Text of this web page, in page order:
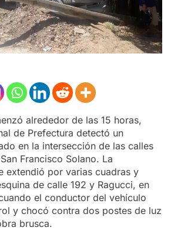
alrededor de las 15 horas,
de Prefectura detectó un
en la intersección de las calles
Francisco Solano. La
extendió por varias cuadras y
de calle 192 y Ragucci, en
el conductor del vehículo
y chocó contra dos postes de luz
brusca.